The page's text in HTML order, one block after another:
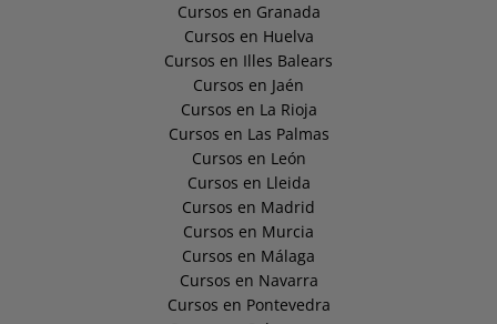
Cursos en Granada
Cursos en Huelva
Cursos en Illes Balears
Cursos en Jaén
Cursos en La Rioja
Cursos en Las Palmas
Cursos en León
Cursos en Lleida
Cursos en Madrid
Cursos en Murcia
Cursos en Málaga
Cursos en Navarra
Cursos en Pontevedra